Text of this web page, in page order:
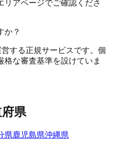
リアページでご確認くださ
か？
する正規サービスです。個
格な審査基準を設けていま
県
県鹿児島県沖縄県